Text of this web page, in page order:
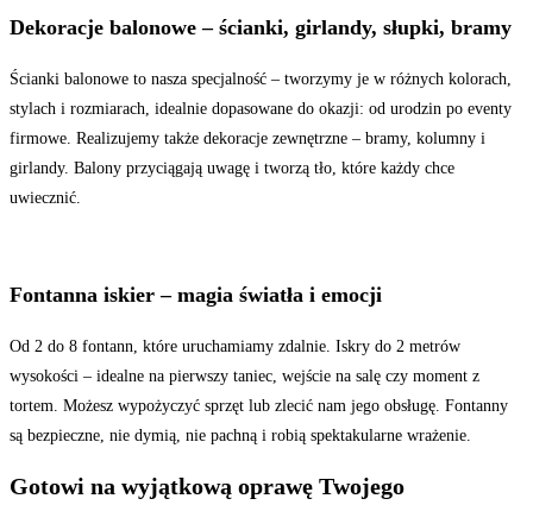
Dekoracje balonowe – ścianki, girlandy, słupki, bramy
Ścianki balonowe to nasza specjalność – tworzymy je w różnych kolorach,
stylach i rozmiarach, idealnie dopasowane do okazji: od urodzin po eventy
firmowe. Realizujemy także dekoracje zewnętrzne – bramy, kolumny i
girlandy. Balony przyciągają uwagę i tworzą tło, które każdy chce
uwiecznić.
Fontanna iskier – magia światła i emocji
Od 2 do 8 fontann, które uruchamiamy zdalnie. Iskry do 2 metrów
wysokości – idealne na pierwszy taniec, wejście na salę czy moment z
tortem. Możesz wypożyczyć sprzęt lub zlecić nam jego obsługę. Fontanny
są bezpieczne, nie dymią, nie pachną i robią spektakularne wrażenie.
Gotowi na wyjątkową oprawę Twojego